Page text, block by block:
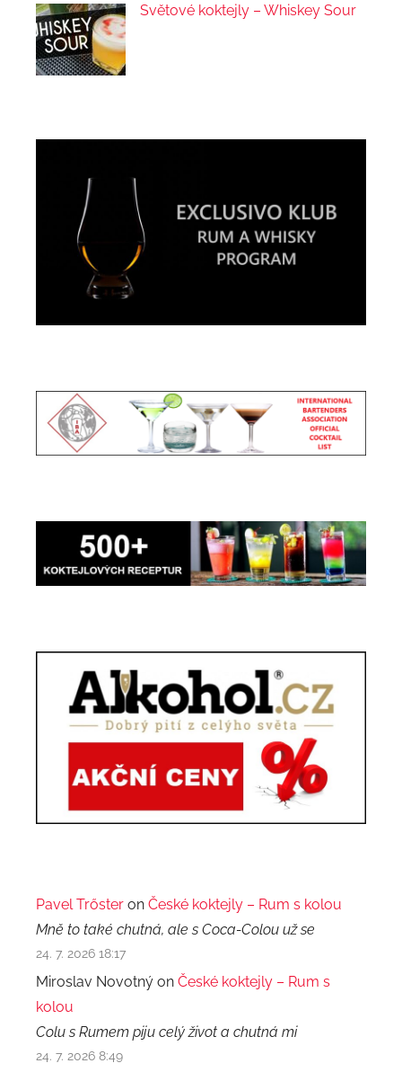
Světové koktejly – Whiskey Sour
Pavel Trőster on České koktejly – Rum s kolou
Mně to také chutná, ale s Coca-Colou už se
24. 7. 2026 18:17
Miroslav Novotný on České koktejly – Rum s
kolou
Colu s Rumem piju celý život a chutná mi
24. 7. 2026 8:49